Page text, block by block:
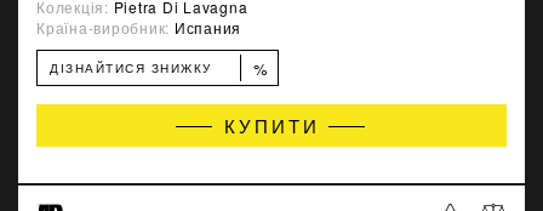
Колекція: Pietra Di Lavagna
Країна-виробник: Испания
ДІЗНАЙТИСЯ ЗНИЖКУ %
КУПИТИ